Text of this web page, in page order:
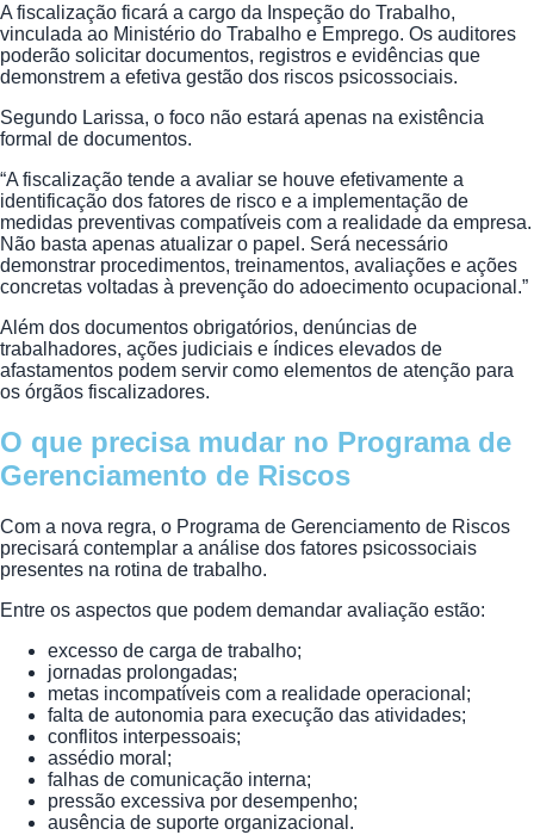
A fiscalização ficará a cargo da Inspeção do Trabalho,
vinculada ao Ministério do Trabalho e Emprego. Os auditores
poderão solicitar documentos, registros e evidências que
demonstrem a efetiva gestão dos riscos psicossociais.
Segundo Larissa, o foco não estará apenas na existência
formal de documentos.
“A fiscalização tende a avaliar se houve efetivamente a
identificação dos fatores de risco e a implementação de
medidas preventivas compatíveis com a realidade da empresa.
Não basta apenas atualizar o papel. Será necessário
demonstrar procedimentos, treinamentos, avaliações e ações
concretas voltadas à prevenção do adoecimento ocupacional.”
Além dos documentos obrigatórios, denúncias de
trabalhadores, ações judiciais e índices elevados de
afastamentos podem servir como elementos de atenção para
os órgãos fiscalizadores.
O que precisa mudar no Programa de
Gerenciamento de Riscos
Com a nova regra, o Programa de Gerenciamento de Riscos
precisará contemplar a análise dos fatores psicossociais
presentes na rotina de trabalho.
Entre os aspectos que podem demandar avaliação estão:
excesso de carga de trabalho;
jornadas prolongadas;
metas incompatíveis com a realidade operacional;
falta de autonomia para execução das atividades;
conflitos interpessoais;
assédio moral;
falhas de comunicação interna;
pressão excessiva por desempenho;
ausência de suporte organizacional.